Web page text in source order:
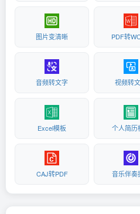
图片变清晰 PDF转
音频转文字 视频转
Excel模板 个人简历
CAJ转PDF 音乐伴奏